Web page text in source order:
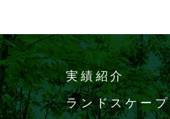
実績紹介
ランドスケー